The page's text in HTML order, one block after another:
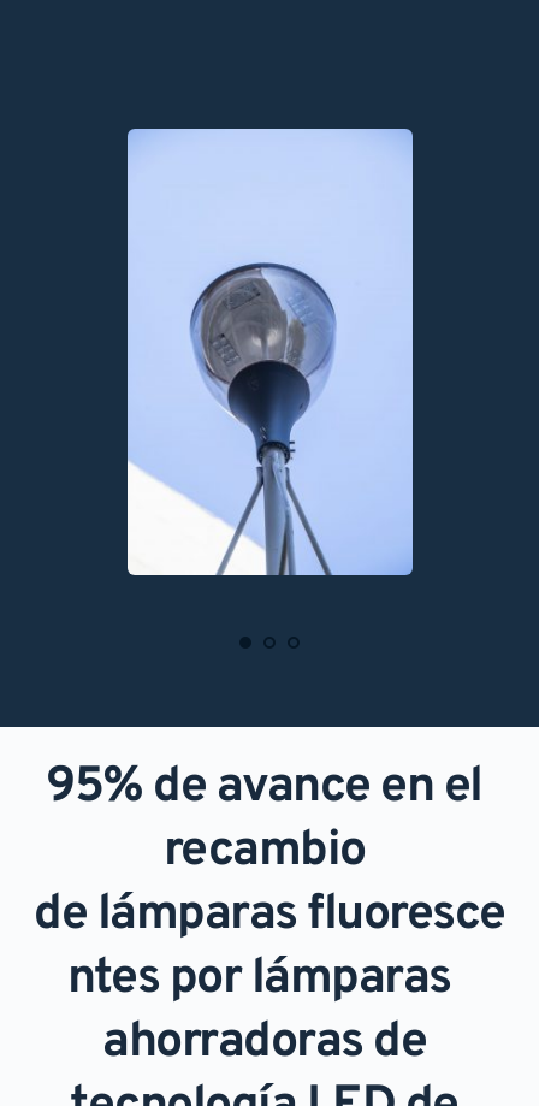
95% de avance en el
recambio
de lámparas fluoresce
ntes por lámparas
ahorradoras de